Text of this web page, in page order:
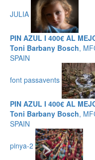
JULIA
PIN AZUL I 400€ AL
Toni Barbany Bosch,
SPAIN
font passavents
PIN AZUL I 400€ AL
Toni Barbany Bosch,
SPAIN
pinya-2